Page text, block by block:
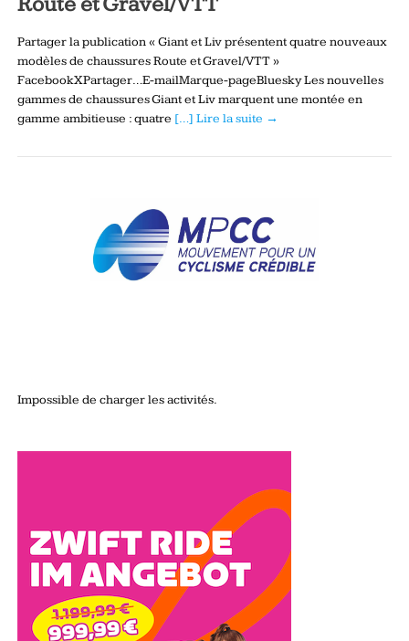
Partager la publication « Giant et Liv présentent quatre nouveaux
modèles de chaussures Route et Gravel/VTT »
FacebookXPartager…E-mailMarque-pageBluesky Les nouvelles
gammes de chaussures Giant et Liv marquent une montée en
gamme ambitieuse : quatre […] Lire la suite →
Impossible de charger les activités.